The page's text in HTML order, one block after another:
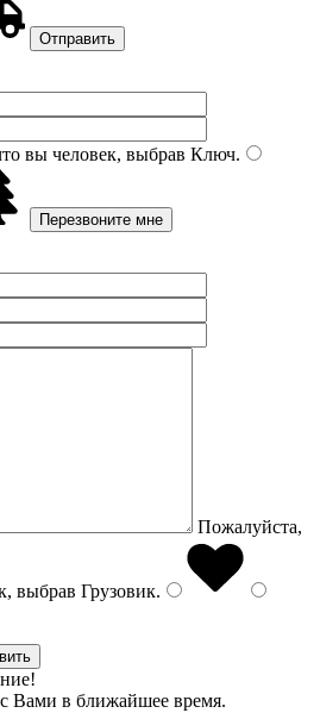
вы человек, выбрав Ключ.
Пожалуйста,
выбрав Грузовик.
Вами в ближайшее время.